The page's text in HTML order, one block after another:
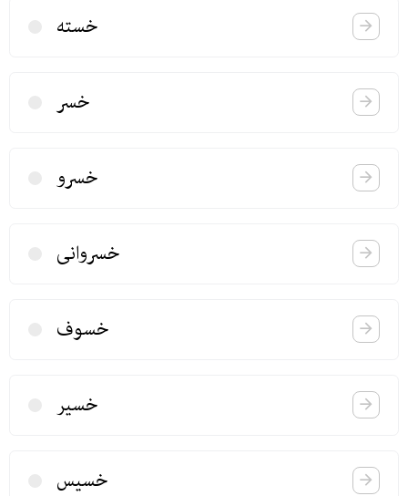
خسته
خسر
خسرو
خسروانی
خسوف
خسیر
خسیس